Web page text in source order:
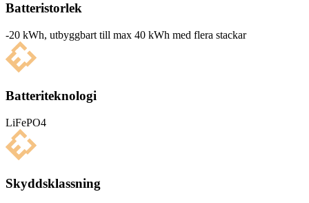
Batteristorlek
-20 kWh, utbyg­g­bart till max 40 kWh med flera stackar
Batteriteknologi
LiFePO4
Skyddsklassning